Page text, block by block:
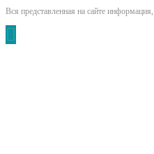
Вся представленная на сайте